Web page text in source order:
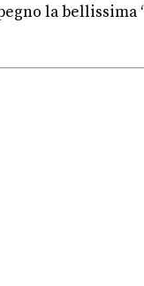
la bellissima